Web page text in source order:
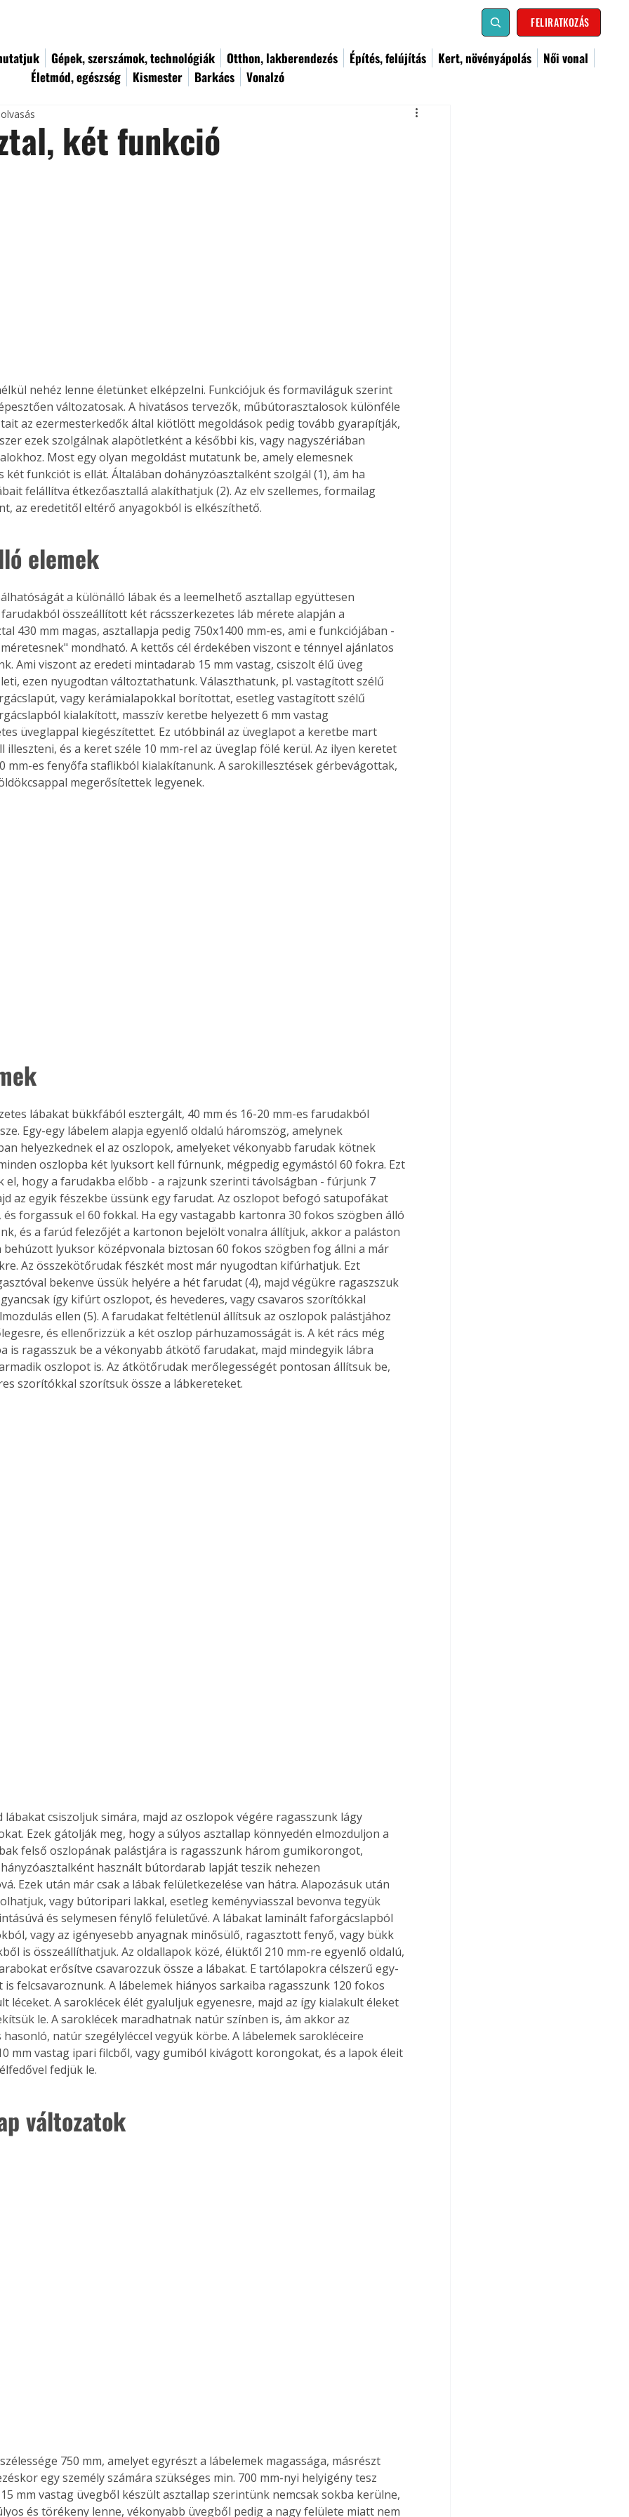
FELIRATKOZÁS
Gépek, szerszámok, technológiák Otthon, lakberendezés Építés, felújítás Kert, növényápolás
Női vonal
Életmód, egészség
Kismester Barkács Vonalzó
az
Old
Együtt jobban megéri!
Bővebb információ itt!
Együtt jobban megéri! A
könyvek tetszőleges
párosítással kedvezményes
Gyógyító növények: a
természet kincsei az
két funkció
nehéz lenne életünket elképzelni. Funkciójuk és formaviláguk szerint
változatosak. A hivatásos tervezők, műbútorasztalosok különféle
az ezermesterkedők által kiötlött megoldások pedig tovább gyarapítják,
ezek szolgálnak alapötletként a későbbi kis, vagy nagyszériában
Most egy olyan megoldást mutatunk be, amely elemesnek
két funkciót is ellát. Általában dohányzóasztalként szolgál (1), ám ha
felállítva étkezőasztallá alakíthatjuk (2). Az elv szellemes, formailag
az eredetitől eltérő anyagokból is elkészíthető.
elemek
a különálló lábak és a leemelhető asztallap együttesen
összeállított két rácsszerkezetes láb mérete alapján a
430 mm magas, asztallapja pedig 750x1400 mm-es, ami e funkciójában -
mondható. A kettős cél érdekében viszont e ténnyel ajánlatos
Ami viszont az eredeti mintadarab 15 mm vastag, csiszolt élű üveg
ezen nyugodtan változtathatunk. Választhatunk, pl. vastagított szélű
vagy kerámialapokkal borítottat, esetleg vastagított szélű
kialakított, masszív keretbe helyezett 6 mm vastag
üveglappal kiegészítettet. Ez utóbbinál az üveglapot a keretbe mart
illeszteni, és a keret széle 10 mm-rel az üveglap fölé kerül. Az ilyen keretet
mm-es fenyőfa staflikból kialakítanunk. A sarokillesztések gérbevágottak,
megerősítettek legyenek.
lábakat bükkfából esztergált, 40 mm és 16-20 mm-es farudakból
Egy-egy lábelem alapja egyenlő oldalú háromszög, amelynek
helyezkednek el az oszlopok, amelyeket vékonyabb farudak kötnek
oszlopba két lyuksort kell fúrnunk, mégpedig egymástól 60 fokra. Ezt
el, hogy a farudakba előbb - a rajzunk szerinti távolságban - fúrjunk 7
az egyik fészekbe üssünk egy farudat. Az oszlopot befogó satupofákat
és forgassuk el 60 fokkal. Ha egy vastagabb kartonra 30 fokos szögben álló
és a farúd felezőjét a kartonon bejelölt vonalra állítjuk, akkor a paláston
behúzott lyuksor középvonala biztosan 60 fokos szögben fog állni a már
Az összekötőrudak fészkét most már nyugodtan kifúrhatjuk. Ezt
bekenve üssük helyére a hét farudat (4), majd végükre ragaszszuk
így kifúrt oszlopot, és hevederes, vagy csavaros szorítókkal
ellen (5). A farudakat feltétlenül állítsuk az oszlopok palástjához
és ellenőrizzük a két oszlop párhuzamosságát is. A két rács még
is ragasszuk be a vékonyabb átkötő farudakat, majd mindegyik lábra
oszlopot is. Az átkötőrudak merőlegességét pontosan állítsuk be,
szorítókkal szorítsuk össze a lábkereteket.
Ezek gátolják meg, hogy a súlyos asztallap könnyedén elmozduljon a
felső oszlopának palástjára is ragasszunk három gumikorongot,
használt bútordarab lapját teszik nehezen
Ezek után már csak a lábak felületkezelése van hátra. Alapozásuk után
vagy bútoripari lakkal, esetleg keményviasszal bevonva tegyük
és selymesen fénylő felületűvé. A lábakat laminált faforgácslapból
vagy az igényesebb anyagnak minősülő, ragasztott fenyő, vagy bükk
is összeállíthatjuk. Az oldallapok közé, élüktől 210 mm-re egyenlő oldalú,
erősítve csavarozzuk össze a lábakat. E tartólapokra célszerű egy-
is felcsavaroznunk. A lábelemek hiányos sarkaiba ragasszunk 120 fokos
léceket. A saroklécek élét gyaluljuk egyenesre, majd az így kialakult éleket
le. A saroklécek maradhatnak natúr színben is, ám akkor az
natúr szegélyléccel vegyük körbe. A lábelemek sarokléceire
mm vastag ipari filcből, vagy gumiból kivágott korongokat, és a lapok éleit
fedjük le.
változatok
egy személy számára szükséges min. 700 mm-nyi helyigény tesz
mm vastag üvegből készült asztallap szerintünk nemcsak sokba kerülne,
és törékeny lenne, vékonyabb üvegből pedig a nagy felülete miatt nem